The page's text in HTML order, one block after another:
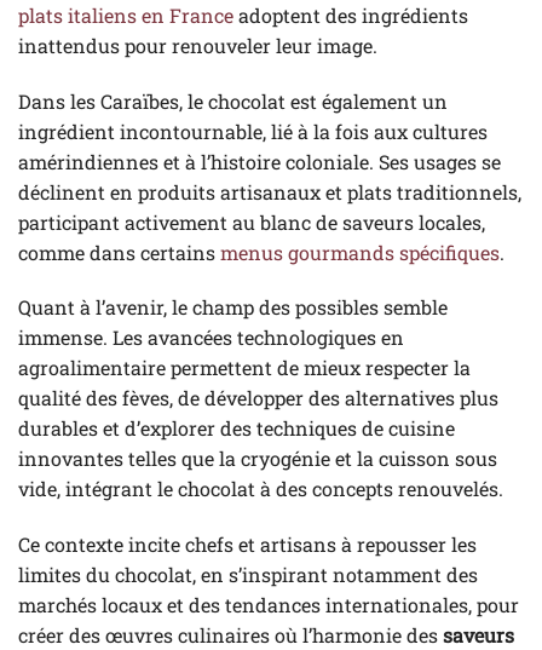
plats italiens en Franceadoptent des ingrédients
inattendus pour renouveler leur image.
Dans les Caraïbes, le chocolat est également un
ingrédient incontournable, lié à la fois aux cultures
amérindiennes et à l’histoire coloniale. Ses usages se
déclinent en produits artisanaux et plats traditionnels,
participant activement au blanc de saveurs locales,
comme dans certainsmenus gourmands spécifiques.
Quant à l’avenir, le champ des possibles semble
immense. Les avancées technologiques en
agroalimentaire permettent de mieux respecter la
qualité des fèves, de développer des alternatives plus
durables et d’explorer des techniques de cuisine
innovantes telles que la cryogénie et la cuisson sous
vide, intégrant le chocolat à des concepts renouvelés.
Ce contexte incite chefs et artisans à repousser les
limites du chocolat, en s’inspirant notamment des
marchés locaux et des tendances internationales, pour
créer des œuvres culinaires où l’harmonie dessaveurs